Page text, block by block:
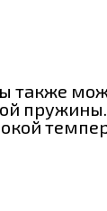
также